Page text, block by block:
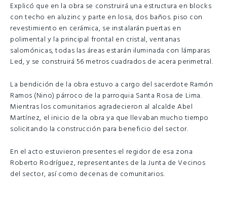
Explicó que en la obra se construirá una estructura en blocks
con techo en aluzinc y parte en losa, dos baños. piso con
revestimiento en cerámica, se instalarán puertas en
polimental y la principal frontal en cristal, ventanas
salomónicas, todas las áreas estarán iluminada con lámparas
Led, y se construirá 56 metros cuadrados de acera perimetral.
La bendición de la obra estuvo a cargo del sacerdote Ramón
Ramos (Nino) párroco de la parroquia Santa Rosa de Lima.
Mientras los comunitarios agradecieron al alcalde Abel
Martínez, el inicio de la obra ya que llevaban mucho tiempo
solicitando la construcción para beneficio del sector.
En el acto estuvieron presentes el regidor de esa zona
Roberto Rodríguez, representantes de la Junta de Vecinos
del sector, así como decenas de comunitarios.